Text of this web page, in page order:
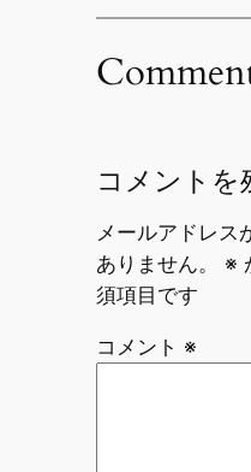
コメントを
メールアドレス
ありません。
※
須項目です
コメント ※